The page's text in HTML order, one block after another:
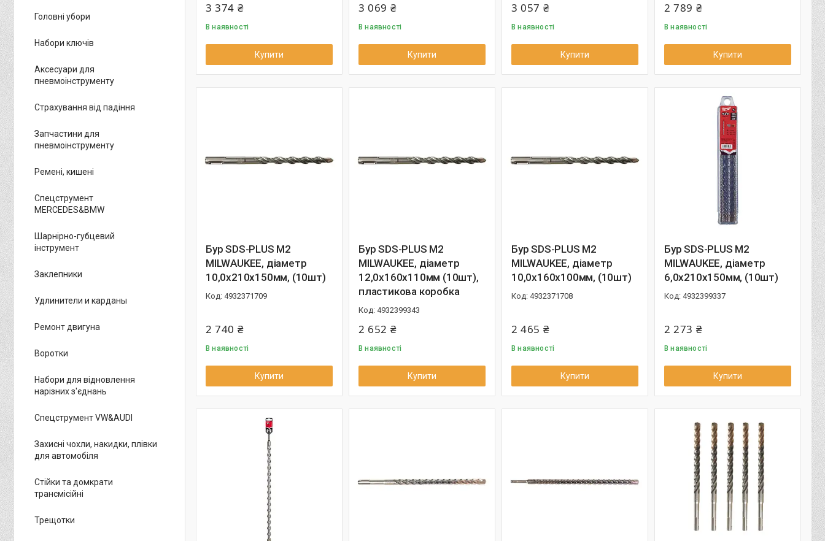
3 374 ₴
В наявності
Купити
3 069 ₴
В наявності
Купити
3 057 ₴
В наявності
Купити
2 789 ₴
В наявності
Купити
Бур SDS-PLUS M2
MILWAUKEE, діаметр
10,0х210х150мм, (10шт)
4932371709
2 740 ₴
В наявності
Купити
Бур SDS-PLUS M2
MILWAUKEE, діаметр
12,0х160х110мм (10шт),
пластикова коробка
4932399343
2 652 ₴
В наявності
Купити
Бур SDS-PLUS M2
MILWAUKEE, діаметр
10,0х160х100мм, (10шт)
4932371708
2 465 ₴
В наявності
Купити
Бур SDS-PLUS M2
MILWAUKEE, діаметр
6,0х210х150мм, (10шт)
4932399337
2 273 ₴
В наявності
Купити
Головні убори
Набори ключів
Аксесуари для
пневмоінструменту
Страхування від падіння
Запчастини для
пневмоінструменту
Ремені, кишені
Спецструмент
MERCEDES&BMW
Шарнірно-губцевий
інструмент
Заклепники
Удлинители и карданы
Ремонт двигуна
Воротки
Набори для відновлення
нарізних з'єднань
Спецструмент VW&AUDI
Захисні чохли, накидки, плівки
для автомобіля
Стійки та домкрати
трансмісійні
Трещотки